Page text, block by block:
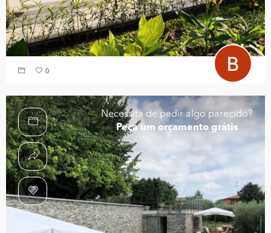
0
Necessita de pedir algo parecido?
Peça um orçamento grátis